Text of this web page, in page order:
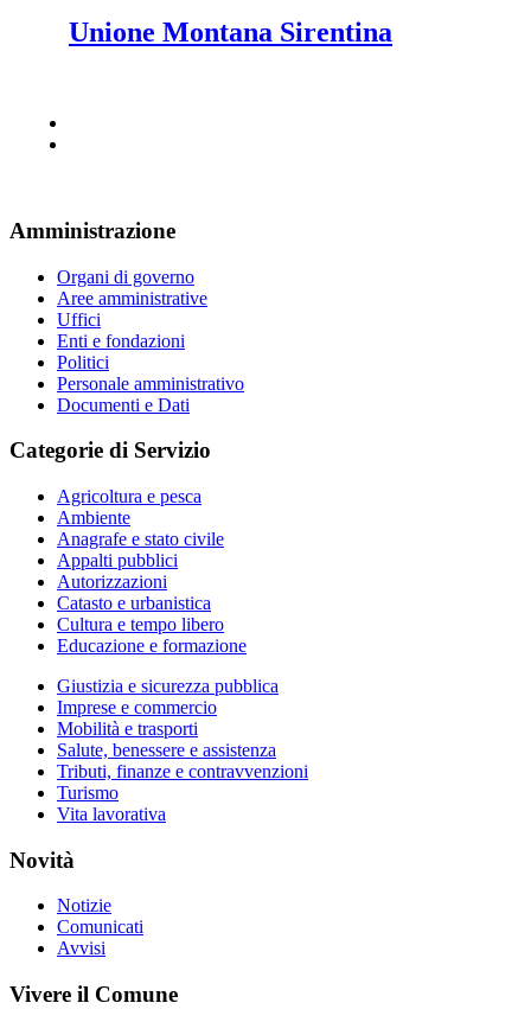
Unione Montana Sirentina
Amministrazione
Organi di governo
Aree amministrative
Uffici
Enti e fondazioni
Politici
Personale amministrativo
Documenti e Dati
Categorie di Servizio
Agricoltura e pesca
Ambiente
Anagrafe e stato civile
Appalti pubblici
Autorizzazioni
Catasto e urbanistica
Cultura e tempo libero
Educazione e formazione
Giustizia e sicurezza pubblica
Imprese e commercio
Mobilità e trasporti
Salute, benessere e assistenza
Tributi, finanze e contravvenzioni
Turismo
Vita lavorativa
Novità
Notizie
Comunicati
Avvisi
Vivere il Comune